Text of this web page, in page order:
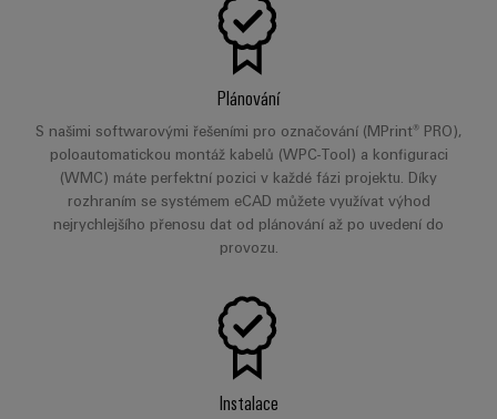
Plánování
S našimi softwarovými řešeními pro označování (MPrint® PRO),
poloautomatickou montáž kabelů (WPC-Tool) a konfiguraci
(WMC) máte perfektní pozici v každé fázi projektu. Díky
rozhraním se systémem eCAD můžete využívat výhod
nejrychlejšího přenosu dat od plánování až po uvedení do
provozu.
Instalace